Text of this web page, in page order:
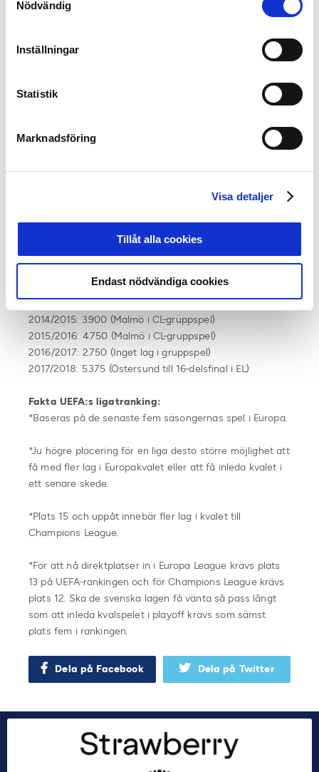
Nödvändig
Inställningar
Statistik
Marknadsföring
Visa detaljer
Tillåt alla cookies
Endast nödvändiga cookies
fler poäng än vad Sverige gör, och då finns häng på
18. Israel 21.750
21. Polen 20.125
23. Azerbajdzjan 19.125
26. Skottland 18.625
27. Vitryssland 18.625
grund för totalen:
2013/2014: 3.200 (Elfsborg i EL-gruppspel)
2014/2015: 3.900 (Malmö i CL-gruppspel)
2015/2016: 4.750 (Malmö i CL-gruppspel)
2016/2017: 2.750 (Inget lag i gruppspel)
2017/2018: 5.375 (Östersund till 16-delsfinal i EL)
Fakta UEFA:s ligatranking:
*Baseras på de senaste fem säsongernas spel i Europa.
*Ju högre placering för en liga desto större möjlighet att
få med fler lag i Europakvalet eller att få inleda kvalet i
ett senare skede.
*Plats 15 och uppåt innebär fler lag i kvalet till
Champions League.
*För att nå direktplatser in i Europa League krävs plats
13 på UEFA-rankingen och för Champions League krävs
plats 12. Ska de svenska lagen få vänta så pass långt
som att inleda kvalspelet i playoff krävs som sämst
plats fem i rankingen.
Dela på Facebook Dela på Twitter